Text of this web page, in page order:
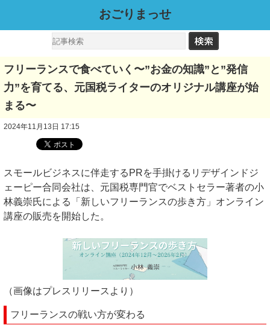
おごりまっせ
フリーランスで食べていく〜”お金の知識”と”発信
力”を育てる、元国税ライターのオリジナル講座が始
まる〜
2024年11月13日 17:15
スモールビジネスに伴走するPRを手掛けるリデザインドジ
ェーピー合同会社は、元国税専門官でベストセラー著者の小
林義崇氏による「新しいフリーランスの歩き方」オンライン
講座の販売を開始した。
（画像はプレスリリースより）
フリーランスの戦い方が変わる